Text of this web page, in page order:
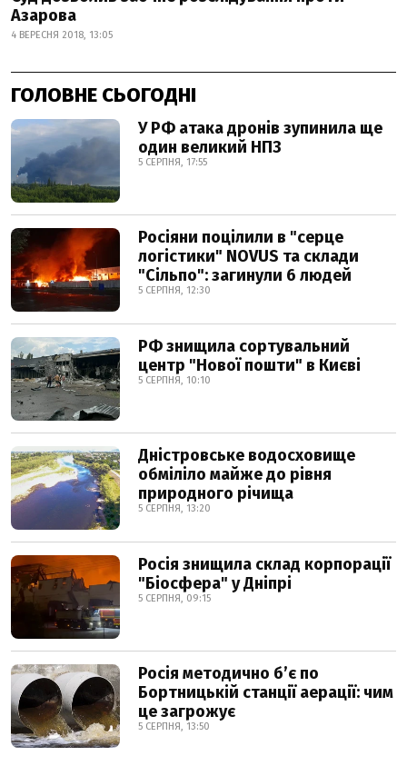
Азарова
4 ВЕРЕСНЯ 2018, 13:05
ГОЛОВНЕ СЬОГОДНІ
У РФ атака дронів зупинила ще
один великий НПЗ
5 СЕРПНЯ, 17:55
Росіяни поцілили в "серце
логістики" NOVUS та склади
"Сільпо": загинули 6 людей
5 СЕРПНЯ, 12:30
РФ знищила сортувальний
центр "Нової пошти" в Києві
5 СЕРПНЯ, 10:10
Дністровське водосховище
обміліло майже до рівня
природного річища
5 СЕРПНЯ, 13:20
Росія знищила склад корпорації
"Біосфера" у Дніпрі
5 СЕРПНЯ, 09:15
Росія методично б’є по
Бортницькій станції аерації: чим
це загрожує
5 СЕРПНЯ, 13:50